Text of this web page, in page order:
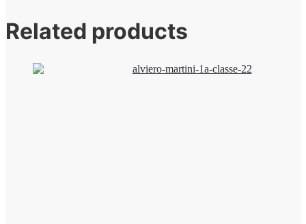
Related products